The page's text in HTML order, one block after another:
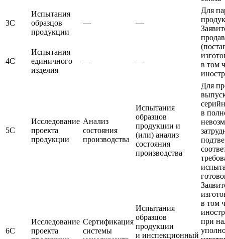
3С
Испытания
образцов
продукции
— —
Для
в том
4С
Испытания
единичного
изделия
— —
5С
Исследование
проекта
продукции
Анализ
состояния
производства
Испытания
образцов
продукции и
(или) анализ
состояния
производства
Для
в
в том
при
6С
Исследование
проекта
Сертификация
системы
Испытания
образцов
продукции
и инспекционный